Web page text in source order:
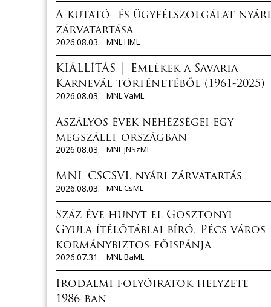
A kutató- és ügyfélszolgálat nyári
zárvatartása
2026.08.03.
MNL HML
KIÁLLÍTÁS │ Emlékek a Savaria
Karnevál történetéből (1961-2025)
2026.08.03.
MNL VaML
Aszályos évek nehézségei egy
megszállt országban
2026.08.03.
MNL JNSzML
MNL CSCSVL nyári zárvatartás
2026.08.03.
MNL CsML
Száz éve hunyt el Gosztonyi
Gyula ítélőtáblai bíró, Pécs város
kormánybiztos-főispánja
2026.07.31.
MNL BaML
Irodalmi folyóiratok helyzete
1986-ban